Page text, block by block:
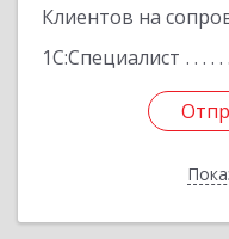
Клиентов на
1С:Специалист